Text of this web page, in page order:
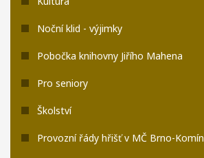
Noční klid - výjimky
Pobočka knihovny Jiřího Mahena
Pro seniory
Školství
Provozní řády hřišť v MČ Brno-Komín